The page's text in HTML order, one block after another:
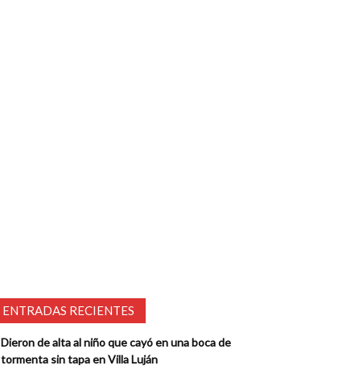
ENTRADAS RECIENTES
Dieron de alta al niño que cayó en una boca de
tormenta sin tapa en Villa Luján